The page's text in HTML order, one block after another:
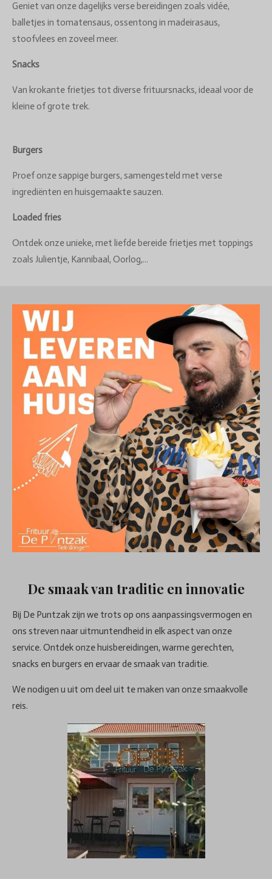
Geniet van onze dagelijks verse bereidingen zoals vidée,
balletjes in tomatensaus, ossentong in madeirasaus,
stoofvlees en zoveel meer.
Snacks
Van krokante frietjes tot diverse frituursnacks, ideaal voor de
kleine of grote trek.
Burgers
Proef onze sappige burgers, samengesteld met verse
ingrediënten en huisgemaakte sauzen.
Loaded fries
Ontdek onze unieke, met liefde bereide frietjes met toppings
zoals Julientje, Kannibaal, Oorlog,...
De smaak van traditie en innovatie
Bij De Puntzak zijn we trots op ons aanpassingsvermogen en
ons streven naar uitmuntendheid in elk aspect van onze
service. Ontdek onze huisbereidingen, warme gerechten,
snacks en burgers en ervaar de smaak van traditie.
We nodigen u uit om deel uit te maken van onze smaakvolle
reis.